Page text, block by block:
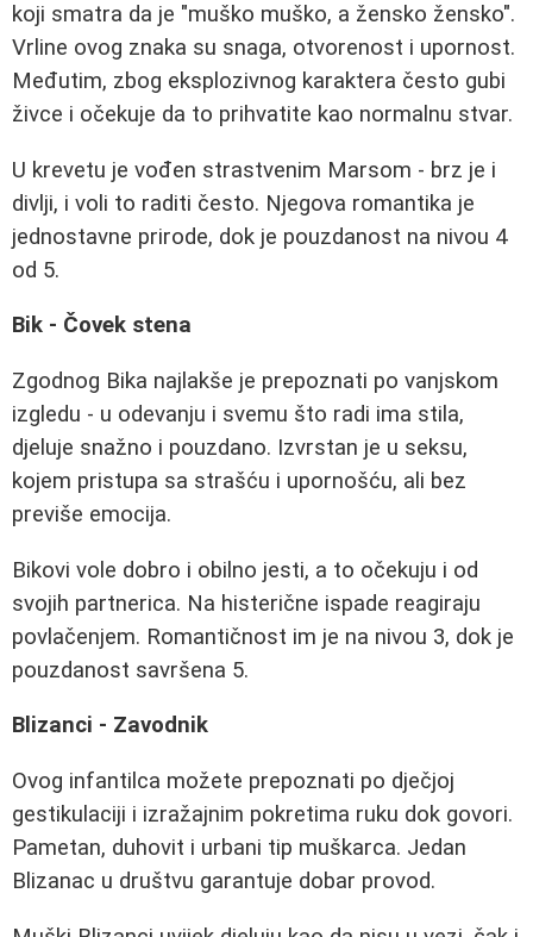
koji smatra da je "muško muško, a žensko žensko".
Vrline ovog znaka su snaga, otvorenost i upornost.
Međutim, zbog eksplozivnog karaktera često gubi
živce i očekuje da to prihvatite kao normalnu stvar.
U krevetu je vođen strastvenim Marsom - brz je i
divlji, i voli to raditi često. Njegova romantika je
jednostavne prirode, dok je pouzdanost na nivou 4
od 5.
Bik - Čovek stena
Zgodnog Bika najlakše je prepoznati po vanjskom
izgledu - u odevanju i svemu što radi ima stila,
djeluje snažno i pouzdano. Izvrstan je u seksu,
kojem pristupa sa strašću i upornošću, ali bez
previše emocija.
Bikovi vole dobro i obilno jesti, a to očekuju i od
svojih partnerica. Na histerične ispade reagiraju
povlačenjem. Romantičnost im je na nivou 3, dok je
pouzdanost savršena 5.
Blizanci - Zavodnik
Ovog infantilca možete prepoznati po dječjoj
gestikulaciji i izražajnim pokretima ruku dok govori.
Pametan, duhovit i urbani tip muškarca. Jedan
Blizanac u društvu garantuje dobar provod.